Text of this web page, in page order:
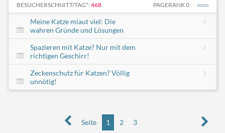
BESUCHERSCHNITT/TAG*: 468 PAGERANK 0
Meine Katze miaut viel: Die
wahren Gründe und Lösungen
Spazieren mit Katze? Nur mit dem
richtigen Geschirr!
Zeckenschutz für Katzen? Völlig
unnötig!
Seite 1 2 3